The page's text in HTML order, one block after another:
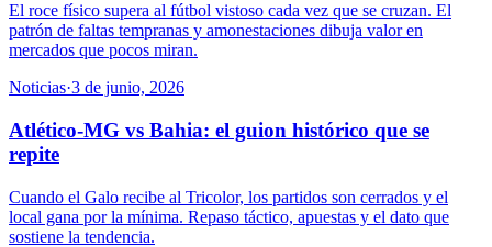
El roce físico supera al fútbol vistoso cada vez que se cruzan. El
patrón de faltas tempranas y amonestaciones dibuja valor en
mercados que pocos miran.
Noticias·3 de junio, 2026
Atlético-MG vs Bahia: el guion histórico que se
repite
Cuando el Galo recibe al Tricolor, los partidos son cerrados y el
local gana por la mínima. Repaso táctico, apuestas y el dato que
sostiene la tendencia.